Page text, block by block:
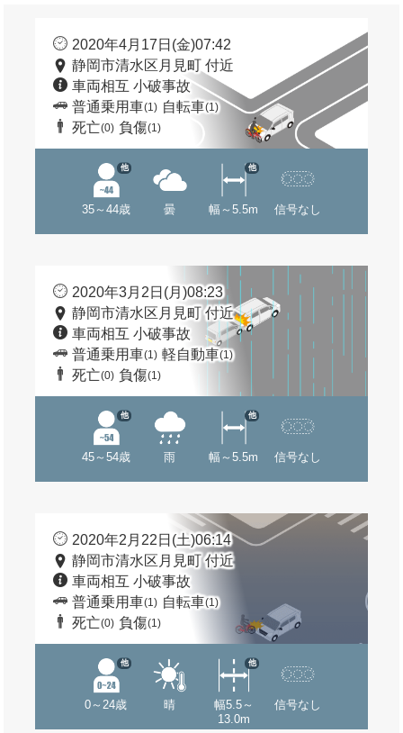
2020年4月17日(金)07:42
静岡市清水区月見町 付近
車両相互 小破事故
普通乗用車(1) 自転車(1)
死亡(0) 負傷(1)
35～44歳
他
曇 幅～5.5m
他
信号なし
2020年3月2日(月)08:23
静岡市清水区月見町 付近
車両相互 小破事故
普通乗用車(1) 軽自動車(1)
死亡(0) 負傷(1)
45～54歳
他
雨 幅～5.5m
他
信号なし
2020年2月22日(土)06:14
静岡市清水区月見町 付近
車両相互 小破事故
普通乗用車(1) 自転車(1)
死亡(0) 負傷(1)
0～24歳
他
晴
幅5.5～
13.0m
他
信号なし